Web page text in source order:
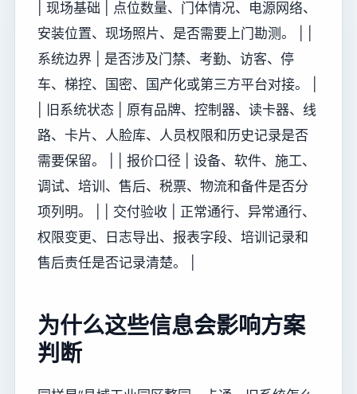
| 现场基础 | 点位数量、门体情况、电源网络、
安装位置、现场照片、是否需要上门勘测。 | |
系统边界 | 是否涉及门禁、考勤、访客、停
车、梯控、国密、国产化或第三方平台对接。 |
| 旧系统状态 | 原有品牌、控制器、读卡器、线
路、卡片、人脸库、人员权限和历史记录是否
需要保留。 | | 报价口径 | 设备、软件、施工、
调试、培训、售后、税票、物流和备件是否分
项列明。 | | 交付验收 | 正常通行、异常通行、
权限变更、日志导出、报表字段、培训记录和
售后责任是否记录清楚。 |
为什么这些信息会影响方案
判断